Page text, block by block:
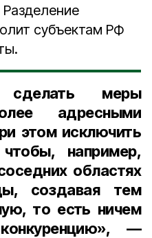
субъектам РФ
сделать меры
адресными
этом исключить
например,
областях
создавая тем
то есть ничем
—